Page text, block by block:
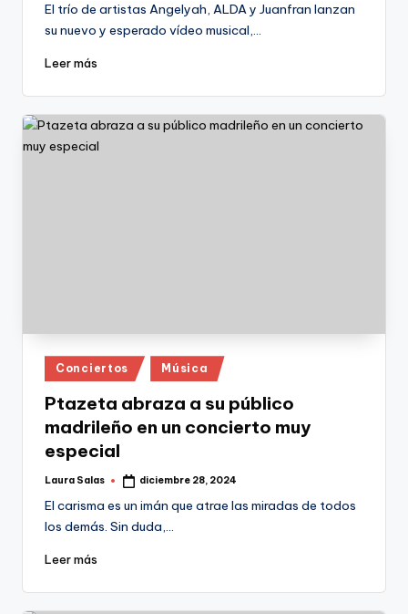
El trío de artistas Angelyah, ALDA y Juanfran lanzan
su nuevo y esperado vídeo musical,…
Leer más
Publicado
en
Conciertos Música
Ptazeta abraza a su público
madrileño en un concierto muy
especial
Publicado
Laura Salas diciembre 28, 2024
El carisma es un imán que atrae las miradas de todos
los demás. Sin duda,…
Leer más